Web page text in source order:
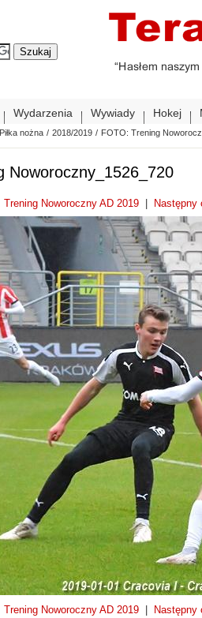
Wydarzenia Wywiady Hokej
Piłka nożna / 2018/2019 / FOTO: Trening
Noworoczny_1526_720
Trening Noworoczny AD 2019 Następny
Trening Noworoczny AD 2019 Następny